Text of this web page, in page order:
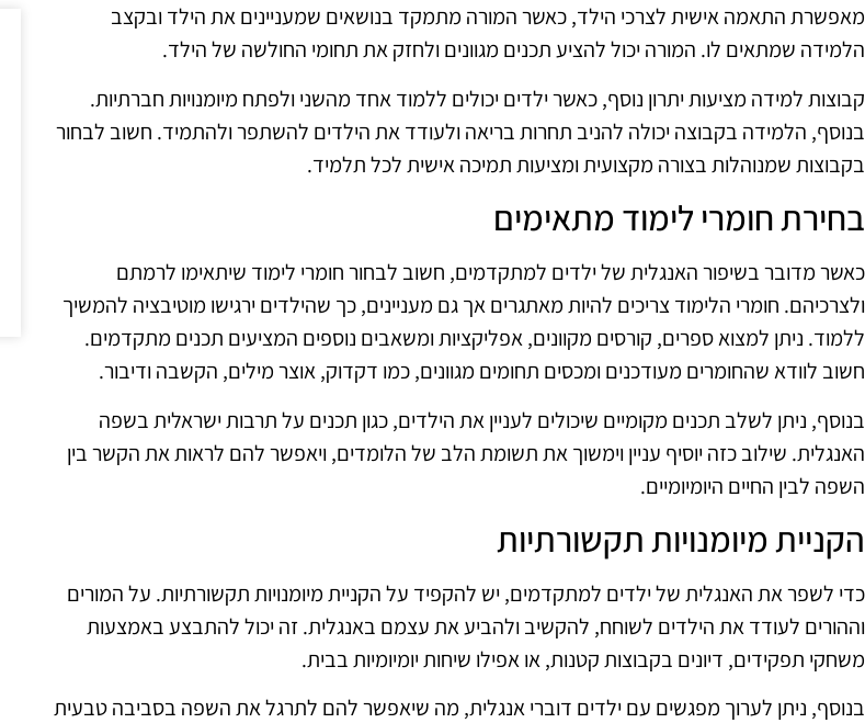
מאפשרת התאמה אישית לצרכי הילד, כאשר המורה מתמקד בנושאים שמעניינים את הילד ובקצב
הלמידה שמתאים לו. המורה יכול להציע תכנים מגוונים ולחזק את תחומי החולשה של הילד.
קבוצות למידה מציעות יתרון נוסף, כאשר ילדים יכולים ללמוד אחד מהשני ולפתח מיומנויות חברתיות.
בנוסף, הלמידה בקבוצה יכולה להניב תחרות בריאה ולעודד את הילדים להשתפר ולהתמיד. חשוב לבחור
בקבוצות שמנוהלות בצורה מקצועית ומציעות תמיכה אישית לכל תלמיד.
בחירת חומרי לימוד מתאימים
כאשר מדובר בשיפור האנגלית של ילדים למתקדמים, חשוב לבחור חומרי לימוד שיתאימו לרמתם
ולצרכיהם. חומרי הלימוד צריכים להיות מאתגרים אך גם מעניינים, כך שהילדים ירגישו מוטיבציה להמשיך
ללמוד. ניתן למצוא ספרים, קורסים מקוונים, אפליקציות ומשאבים נוספים המציעים תכנים מתקדמים.
חשוב לוודא שהחומרים מעודכנים ומכסים תחומים מגוונים, כמו דקדוק, אוצר מילים, הקשבה ודיבור.
בנוסף, ניתן לשלב תכנים מקומיים שיכולים לעניין את הילדים, כגון תכנים על תרבות ישראלית בשפה
האנגלית. שילוב כזה יוסיף עניין וימשוך את תשומת הלב של הלומדים, ויאפשר להם לראות את הקשר בין
השפה לבין החיים היומיומיים.
הקניית מיומנויות תקשורתיות
כדי לשפר את האנגלית של ילדים למתקדמים, יש להקפיד על הקניית מיומנויות תקשורתיות. על המורים
וההורים לעודד את הילדים לשוחח, להקשיב ולהביע את עצמם באנגלית. זה יכול להתבצע באמצעות
משחקי תפקידים, דיונים בקבוצות קטנות, או אפילו שיחות יומיומיות בבית.
בנוסף, ניתן לערוך מפגשים עם ילדים דוברי אנגלית, מה שיאפשר להם לתרגל את השפה בסביבה טבעית